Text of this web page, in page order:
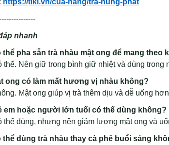
https://tiki.vn/cua-hang/tra-hung-phat
nhanh
thể pha sẵn trà nhàu mật ong để mang theo
Nên giữ trong bình giữ nhiệt và dùng trong
ong có làm mất hương vị nhàu không?
Mật ong giúp vị trà thêm dịu và dễ uống
em hoặc người lớn tuổi có thể dùng không?
dùng, nhưng nên giảm lượng mật ong và
thể dùng trà nhàu thay cà phê buổi sáng